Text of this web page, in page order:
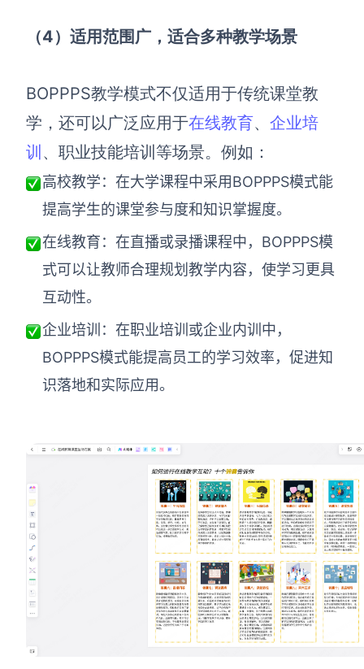
帮助中心
获取详细功能指南和技术支持
知识分享社区
探索创意灵感与高效协作技巧
定价
（4）适用范围广，适合多种教学场景
BOPPPS教学模式不仅适用于传统课堂教
学，还可以广泛应用于在线教育、 企业培
训 、职业技能培训等场景。例如：
高校教学：在大学课程中采用BOPPPS模式能
提高学生的课堂参与度和知识掌握度。
在线教育：在直播或录播课程中，BOPPPS模
式可以让教师合理规划教学内容，使学习更具
互动性。
企业培训：在职业培训或企业内训中，
BOPPPS模式能提高员工的学习效率，促进知
识落地和实际应用。